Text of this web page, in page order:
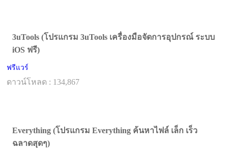
3uTools (โปรแกรม 3uTools เครื่องมือจัดการอุปกรณ์ ระบบ
iOS ฟรี)
ฟรีแวร์
ดาวน์โหลด : 134,867
Everything (โปรแกรม Everything ค้นหาไฟล์ เล็ก เร็ว
ฉลาดสุดๆ)